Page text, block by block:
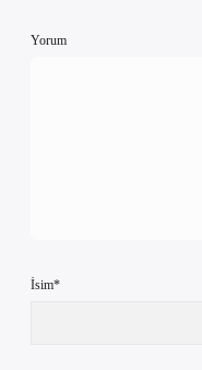
Yorum
İsim*